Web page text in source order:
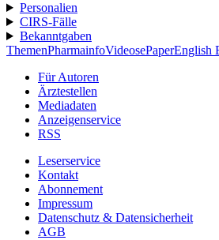
Personalien
CIRS-Fälle
Bekanntgaben
ThemenPharmainfoVideosePaperEnglish
Für Autoren
Ärztestellen
Mediadaten
Anzeigenservice
RSS
Leserservice
Kontakt
Abonnement
Impressum
Datenschutz & Datensicherheit
AGB